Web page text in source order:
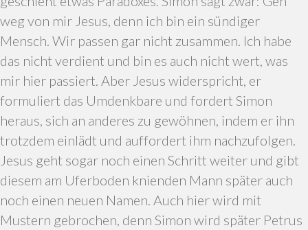
weg von mir Jesus, denn ich bin ein sündiger
Mensch. Wir passen gar nicht zusammen. Ich habe
das nicht verdient und bin es auch nicht wert, was
mir hier passiert. Aber Jesus widerspricht, er
formuliert das Umdenkbare und fordert Simon
heraus, sich an anderes zu gewöhnen, indem er ihn
trotzdem einlädt und auffordert ihm nachzufolgen.
Jesus geht sogar noch einen Schritt weiter und gibt
diesem am Uferboden knienden Mann später auch
noch einen neuen Namen. Auch hier wird mit
Mustern gebrochen, denn Simon wird später Petrus